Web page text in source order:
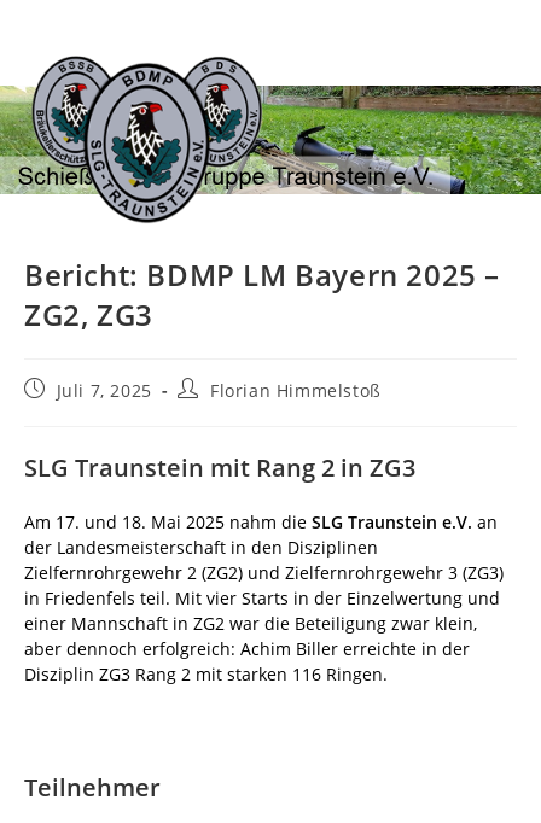
springen
Bericht: BDMP LM Bayern 2025 –
ZG2, ZG3
BeitragJuli 7, 2025
Beitrags-
Florian Himmelstoß
SLG Traunstein mit Rang 2 in ZG3
Am 17. und 18. Mai 2025 nahm die SLG Traunstein e.V. an
der Landesmeisterschaft in den Disziplinen
Zielfernrohrgewehr 2 (ZG2) und Zielfernrohrgewehr 3 (ZG3)
in Friedenfels teil. Mit vier Starts in der Einzelwertung und
einer Mannschaft in ZG2 war die Beteiligung zwar klein,
aber dennoch erfolgreich: Achim Biller erreichte in der
Disziplin ZG3 Rang 2 mit starken 116 Ringen.
Teilnehmer